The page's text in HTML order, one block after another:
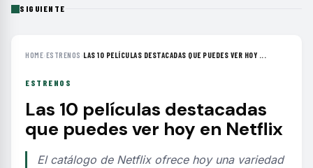
SIGUIENTE
HOME›ESTRENOS ›LAS 10 PELÍCULAS DESTACADAS QUE PUEDES VER HOY ...
ESTRENOS
Las 10 películas destacadas
que puedes ver hoy en Netflix
El catálogo de Netflix ofrece hoy una variedad